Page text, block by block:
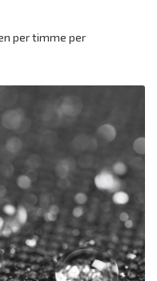
per timme per